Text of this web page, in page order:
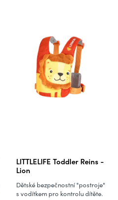
LITTLELIFE Toddler Reins -
Lion
Dětské bezpečnostní "postroje"
s vodítkem pro kontrolu dítěte.